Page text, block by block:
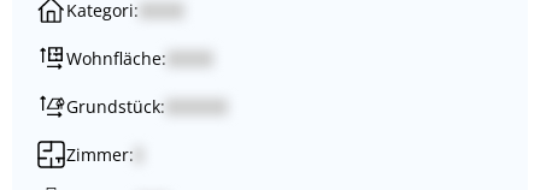
Kategori:
Wohnfläche:
Grundstück:
Zimmer: